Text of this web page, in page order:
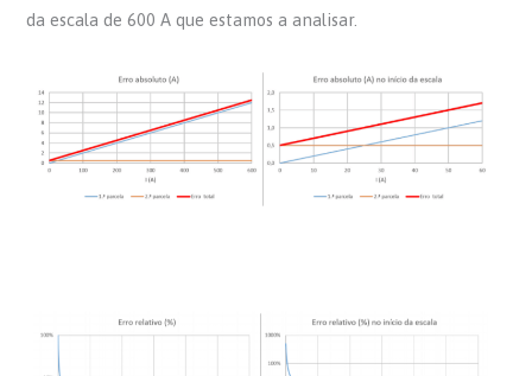
da escala de 600 A que estamos a analisar.